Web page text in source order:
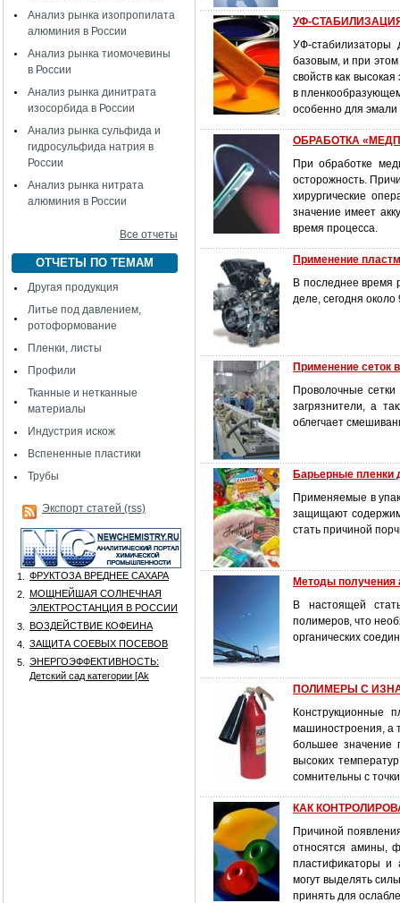
Анализ рынка изопропилата
алюминия в России
Анализ рынка тиомочевины
в России
Анализ рынка динитрата
изосорбида в России
Анализ рынка сульфида и
гидросульфида натрия в
России
Анализ рынка нитрата
алюминия в России
Все отчеты
ОТЧЕТЫ ПО ТЕМАМ
Другая продукция
Литье под давлением,
ротоформование
Пленки, листы
Профили
Тканные и нетканные
материалы
Индустрия искож
Вспененные пластики
Трубы
Экспорт статей (rss)
1.
ФРУКТОЗА ВРЕДНЕЕ САХАРА
2.
МОЩНЕЙШАЯ СОЛНЕЧНАЯ
ЭЛЕКТРОСТАНЦИЯ В РОССИИ
3.
ВОЗДЕЙСТВИЕ КОФЕИНА
4.
ЗАЩИТА СОЕВЫХ ПОСЕВОВ
5.
ЭНЕРГОЭФФЕКТИВНОСТЬ:
Детский сад категории [Аk
УФ-
УФ-стабилизаторы
базовым, и при
свойств как
в
особенно для эмали
ОБРАБОТКА
При обработке
осторожность.
хирургические
значение имеет
время процесса.
Применение
В последнее время
деле, сегодня
Применение сеток
Проволочные сетки
загрязнители, а
облегчает
Барьерные пленки
Применяемые в
защищают
стать причиной
Методы получения
В настоящей
полимеров, что
органических
ПОЛИМЕРЫ С
Конструкционные
машиностроения, а
большее значение
высоких
сомнительны с
КАК
Причиной
относятся амины,
пластификаторы и
могут выделять
принять для